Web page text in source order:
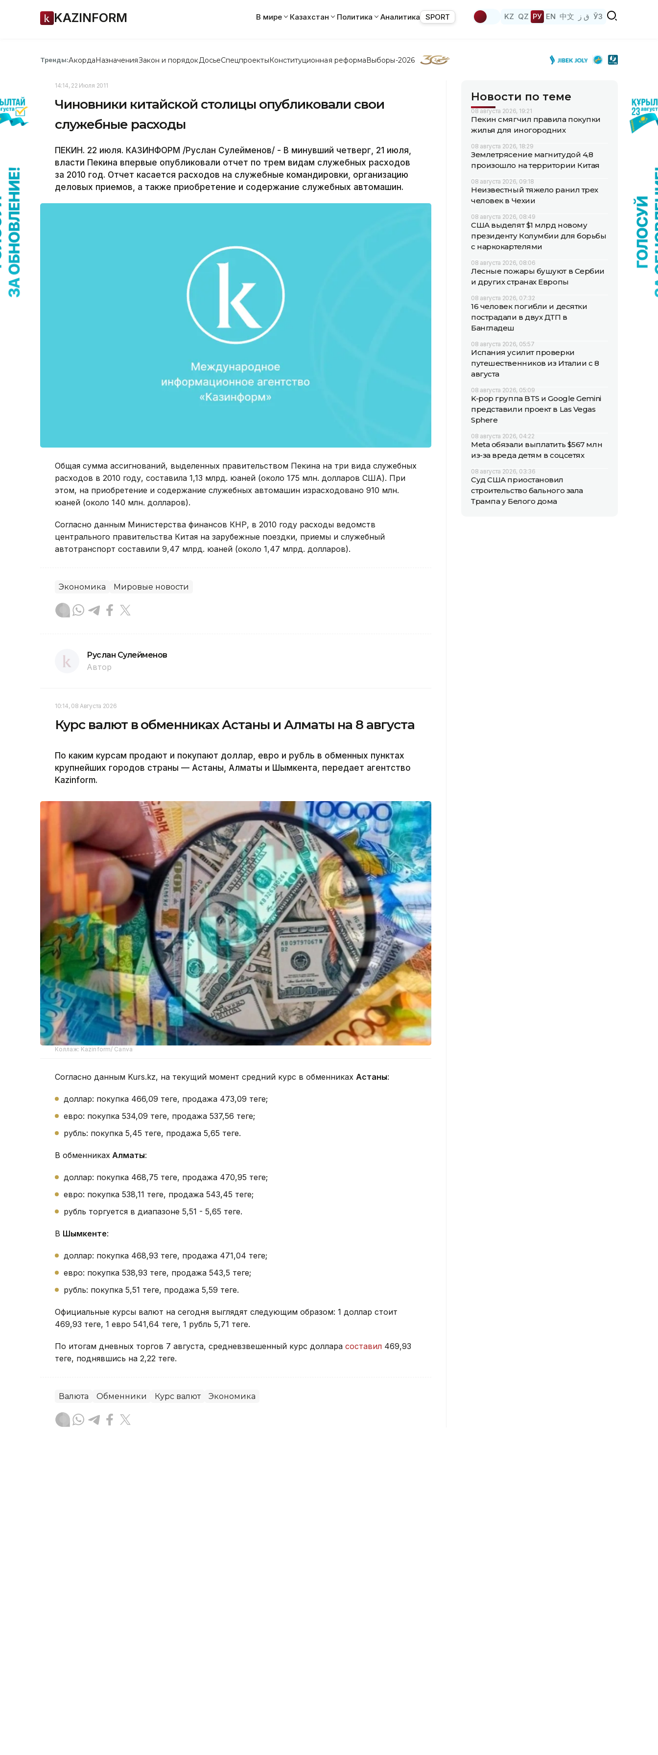
KAZINFORM В мире Казахстан Политика Аналитика SPORT KZ QZ РУ EN 中文 ق ز ЎЗ
Тренды:АкордаНазначенияЗакон и порядок ДосьеСпецпроектыКонституционная реформаВыборы-2026
14:14, 22 Июля 2011
Чиновники китайской столицы опубликовали свои
служебные расходы
ПЕКИН. 22 июля. КАЗИНФОРМ /Руслан Сулейменов/ - В минувший четверг, 21 июля,
власти Пекина впервые опубликовали отчет по трем видам служебных расходов
за 2010 год. Отчет касается расходов на служебные командировки, организацию
деловых приемов, а также приобретение и содержание служебных автомашин.
Общая сумма ассигнований, выделенных правительством Пекина на три вида служебных
расходов в 2010 году, составила 1,13 млрд. юаней (около 175 млн. долларов США). При
этом, на приобретение и содержание служебных автомашин израсходовано 910 млн.
юаней (около 140 млн. долларов).
Согласно данным Министерства финансов КНР, в 2010 году расходы ведомств
центрального правительства Китая на зарубежные поездки, приемы и служебный
автотранспорт составили 9,47 млрд. юаней (около 1,47 млрд. долларов).
Экономика Мировые новости
Руслан Сулейменов
Автор
10:14, 08 Августа 2026
Курс валют в обменниках Астаны и Алматы на 8 августа
По каким курсам продают и покупают доллар, евро и рубль в обменных пунктах
крупнейших городов страны — Астаны, Алматы и Шымкента, передает агентство
Kazinform.
Коллаж: Kazinform/ Canva
Согласно данным Kurs.kz, на текущий момент средний курс в обменниках Астаны:
доллар: покупка 466,09 теңге, продажа 473,09 теңге;
евро: покупка 534,09 теңге, продажа 537,56 теңге;
рубль: покупка 5,45 теңге, продажа 5,65 теңге.
В обменниках Алматы:
доллар: покупка 468,75 теңге, продажа 470,95 теңге;
евро: покупка 538,11 теңге, продажа 543,45 теңге;
рубль торгуется в диапазоне 5,51 - 5,65 теңге.
В Шымкенте:
доллар: покупка 468,93 теңге, продажа 471,04 теңге;
евро: покупка 538,93 теңге, продажа 543,5 теңге;
рубль: покупка 5,51 теңге, продажа 5,59 теңге.
Официальные курсы валют на сегодня выглядят следующим образом: 1 доллар стоит
469,93 теңге, 1 евро 541,64 теңге, 1 рубль 5,71 теңге.
По итогам дневных торгов 7 августа, средневзвешенный курс доллара составил 469,93
теңге, поднявшись на 2,22 теңге.
Валюта Обменники Курс валют Экономика
Новости по теме
08 августа 2026, 19:21
Пекин смягчил правила покупки
жилья для иногородних
08 августа 2026, 18:29
Землетрясение магнитудой 4,8
произошло на территории Китая
08 августа 2026, 09:18
Неизвестный тяжело ранил трех
человек в Чехии
08 августа 2026, 08:49
США выделят $1 млрд новому
президенту Колумбии для борьбы
с наркокартелями
08 августа 2026, 08:06
Лесные пожары бушуют в Сербии
и других странах Европы
08 августа 2026, 07:32
16 человек погибли и десятки
пострадали в двух ДТП в
Бангладеш
08 августа 2026, 05:57
Испания усилит проверки
путешественников из Италии с 8
августа
08 августа 2026, 05:09
K-pop группа BTS и Google Gemini
представили проект в Las Vegas
Sphere
08 августа 2026, 04:22
Meta обязали выплатить $567 млн
из-за вреда детям в соцсетях
08 августа 2026, 03:36
Суд США приостановил
строительство бального зала
Трампа у Белого дома